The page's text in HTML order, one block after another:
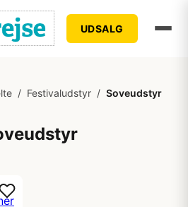
UDSALG
/ Festivaludstyr / Soveudstyr